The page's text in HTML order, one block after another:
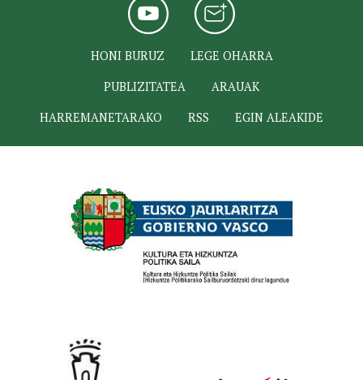
HONI BURUZ
LEGE OHARRA
PUBLIZITATEA
ARAUAK
HARREMANETARAKO
RSS EGIN ALEAKIDE